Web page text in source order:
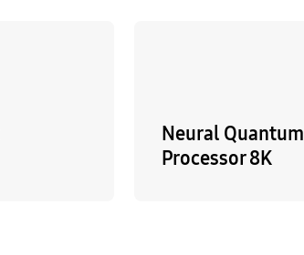
Neural Quantum
Processor 8K